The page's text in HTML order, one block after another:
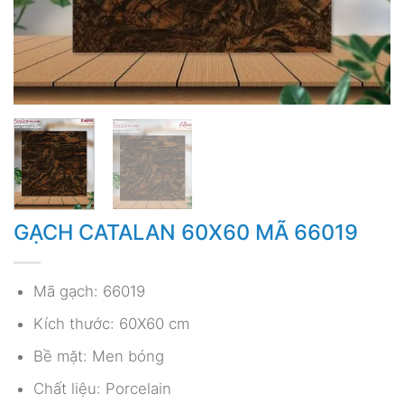
GẠCH CATALAN 60X60 MÃ 66019
Mã gạch: 66019
Kích thước: 60X60 cm
Bề mặt: Men bóng
Chất liệu: Porcelain